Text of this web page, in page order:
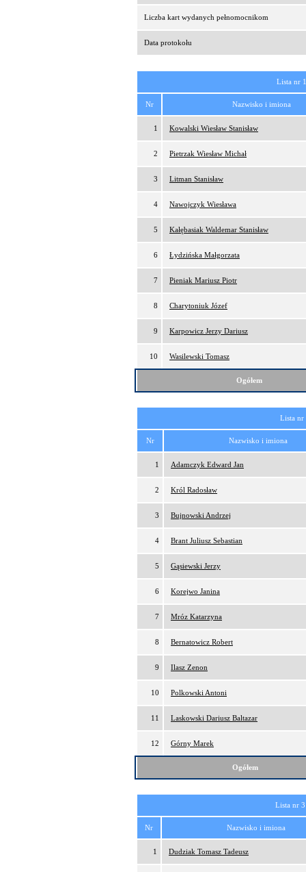
Liczba kart wydanych pełnomocnikom
Data protokołu
Lista nr
Nr Nazwisko i imiona
1 Kowalski Wiesław Stanisław
2 Pietrzak Wiesław Michał
3 Litman Stanisław
4 Nawojczyk Wiesława
5 Kałębasiak Waldemar Stanisław
6 Łydzińska Małgorzata
7 Pieniak Mariusz Piotr
8 Charytoniuk Józef
9 Karpowicz Jerzy Dariusz
10 Wasilewski Tomasz
Ogółem
Lista
Nr Nazwisko i imiona
1 Adamczyk Edward Jan
2 Król Radosław
3 Bujnowski Andrzej
4 Brant Juliusz Sebastian
5 Gąsiewski Jerzy
6 Korejwo Janina
7 Mróz Katarzyna
8 Bernatowicz Robert
9 Ilasz Zenon
10 Polkowski Antoni
11 Laskowski Dariusz Baltazar
12 Górny Marek
Ogółem
Lista nr
Nr Nazwisko i imiona
1 Dudziak Tomasz Tadeusz